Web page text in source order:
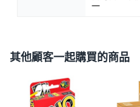
一
其他顧客一起購買的商品